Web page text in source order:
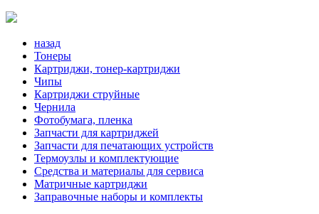
назад
Тонеры
Картриджи, тонер-картриджи
Чипы
Картриджи струйные
Чернила
Фотобумага, пленка
Запчасти для картриджей
Запчасти для печатающих устройств
Термоузлы и комплектующие
Средства и материалы для сервиса
Матричные картриджи
Заправочные наборы и комплекты